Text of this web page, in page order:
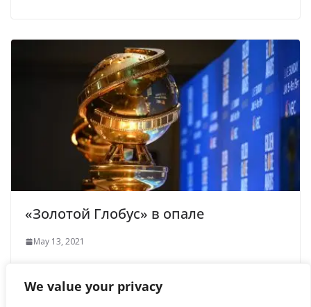
We value your privacy
«Золотой Глобус» в опале
May 13, 2021